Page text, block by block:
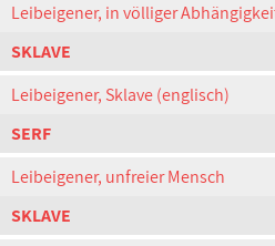
Leibeigener, in völliger
SKLAVE
Leibeigener, Sklave (englisch)
SERF
Leibeigener, unfreier Mensch
SKLAVE